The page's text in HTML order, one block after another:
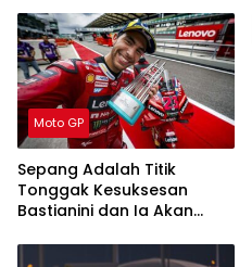
Moto GP
Sepang Adalah Titik
Tonggak Kesuksesan
Bastianini dan Ia Akan
Musim 2024